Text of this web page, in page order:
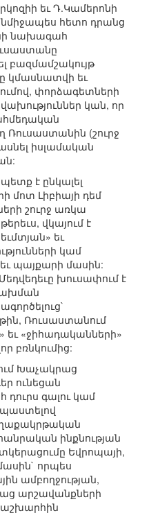
եւ Դ.Կամերոնի
հետո դրանց
նախագահ
կմասնատվի եւ
փորձագետների
կան, որ
Ռուսաստանին (շուրջ
իսլամական
է ընկալել
մոտ Լիբիայի դեմ
շուրջ առկա
վկայում է
եւ
կամ
պայքարի մասին:
խուսափում է
Ռուսաստանում
«ջիհադականների»
բռնկումից:
Խաչակրաց
ունեցան
դուրս գալու կամ
ինքնության
Եվրոպայի,
որպես
ամբողջության,
արշավանքների